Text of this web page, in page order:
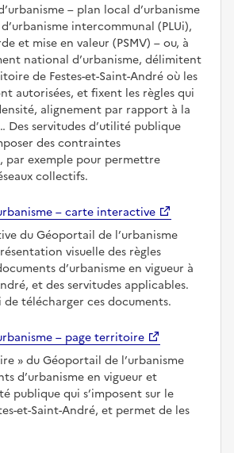
– plan local d’urbanisme
intercommunal (PLUi),
et mise en valeur (PSMV) – ou, à
national d’urbanisme, délimitent
de Festes-et-Saint-André où les
autorisées, et fixent les règles qui
alignement par rapport à la
Des servitudes d’utilité publique
des contraintes
par exemple pour permettre
collectifs.
– carte interactive
du Géoportail de l’urbanisme
visuelle des règles
d’urbanisme en vigueur à
et des servitudes applicables.
de télécharger ces documents.
– page territoire
du Géoportail de l’urbanisme
d’urbanisme en vigueur et
publique qui s’imposent sur le
et-Saint-André, et permet de les